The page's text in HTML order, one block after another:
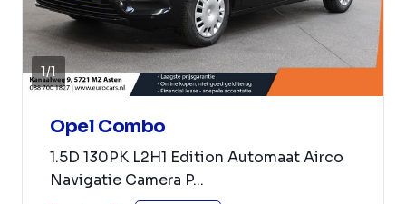
1/1
Opel Combo
1.5D 130PK L2H1 Edition Automaat Airco
Navigatie Camera P...